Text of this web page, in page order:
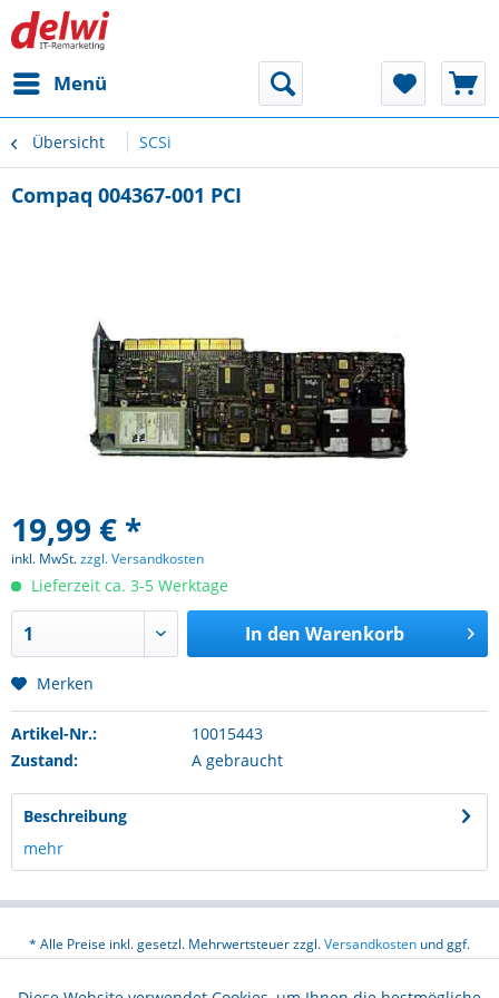
Menü
Übersicht SCSi
Compaq 004367-001 PCI
19,99 € *
inkl. MwSt.zzgl. Versandkosten
Lieferzeit ca. 3-5 Werktage
In den Warenkorb
Merken
Artikel-Nr.:
10015443
Zustand:
A gebraucht
Beschreibung
mehr
* Alle Preise inkl. gesetzl. Mehrwertsteuer zzgl.Versandkosten und ggf.